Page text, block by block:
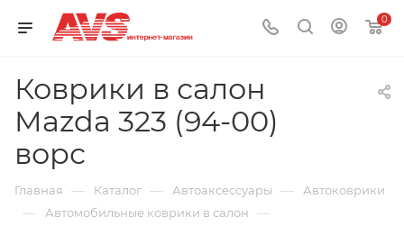
0
Коврики в салон
Mazda 323 (94-00)
ворс
Главная — Каталог — Автоаксессуары — Автоковрики
— Автомобильные коврики в салон —